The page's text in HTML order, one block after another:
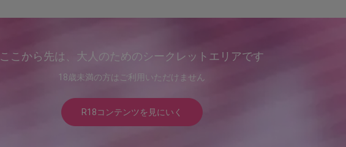
ここから先は、大人のためのシークレットエリアです
18歳未満の方はご利用いただけません
R18コンテンツを見にいく